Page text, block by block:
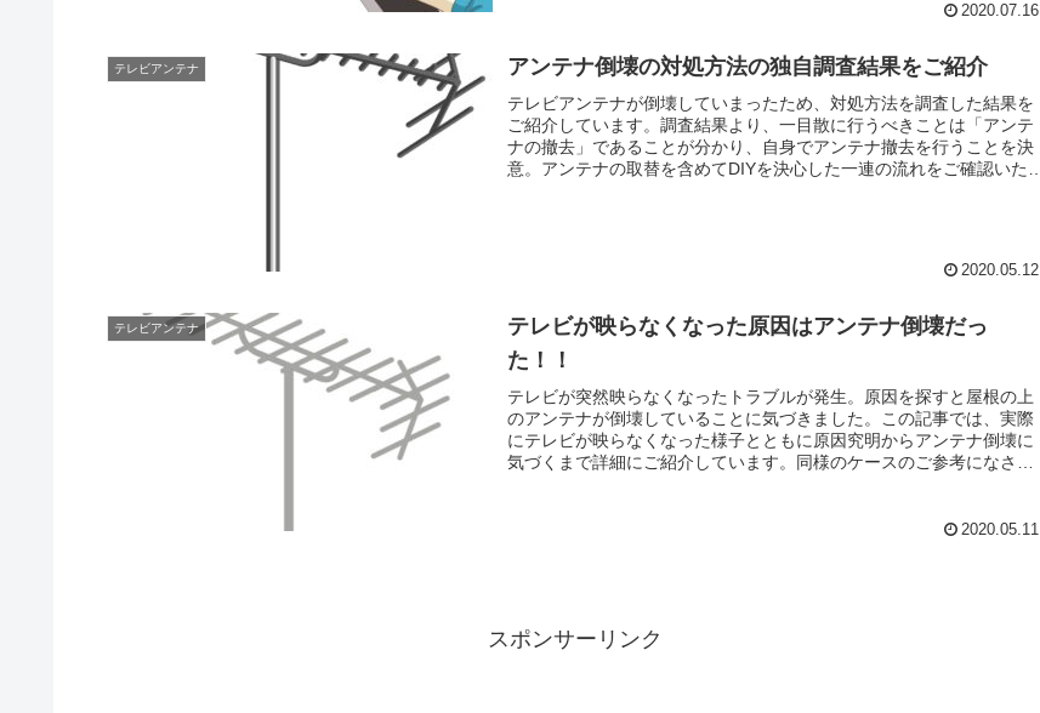
2020.07.16
テレビアンテナ アンテナ倒壊の対処方法の独自調査結果をご紹介
テレビアンテナが倒壊していまったため、対処方法を調査した結果を
ご紹介しています。調査結果より、一目散に行うべきことは「アンテ
ナの撤去」であることが分かり、自身でアンテナ撤去を行うことを決
意。アンテナの取替を含めてDIYを決心した一連の流れをご確認いただ
2020.05.12
テレビアンテナ
テレビが映らなくなった原因はアンテナ倒壊だっ
た！！
テレビが突然映らなくなったトラブルが発生。原因を探すと屋根の上
のアンテナが倒壊していることに気づきました。この記事では、実際
にテレビが映らなくなった様子とともに原因究明からアンテナ倒壊に
気づくまで詳細にご紹介しています。同様のケースのご参考になさっ
2020.05.11
スポンサーリンク